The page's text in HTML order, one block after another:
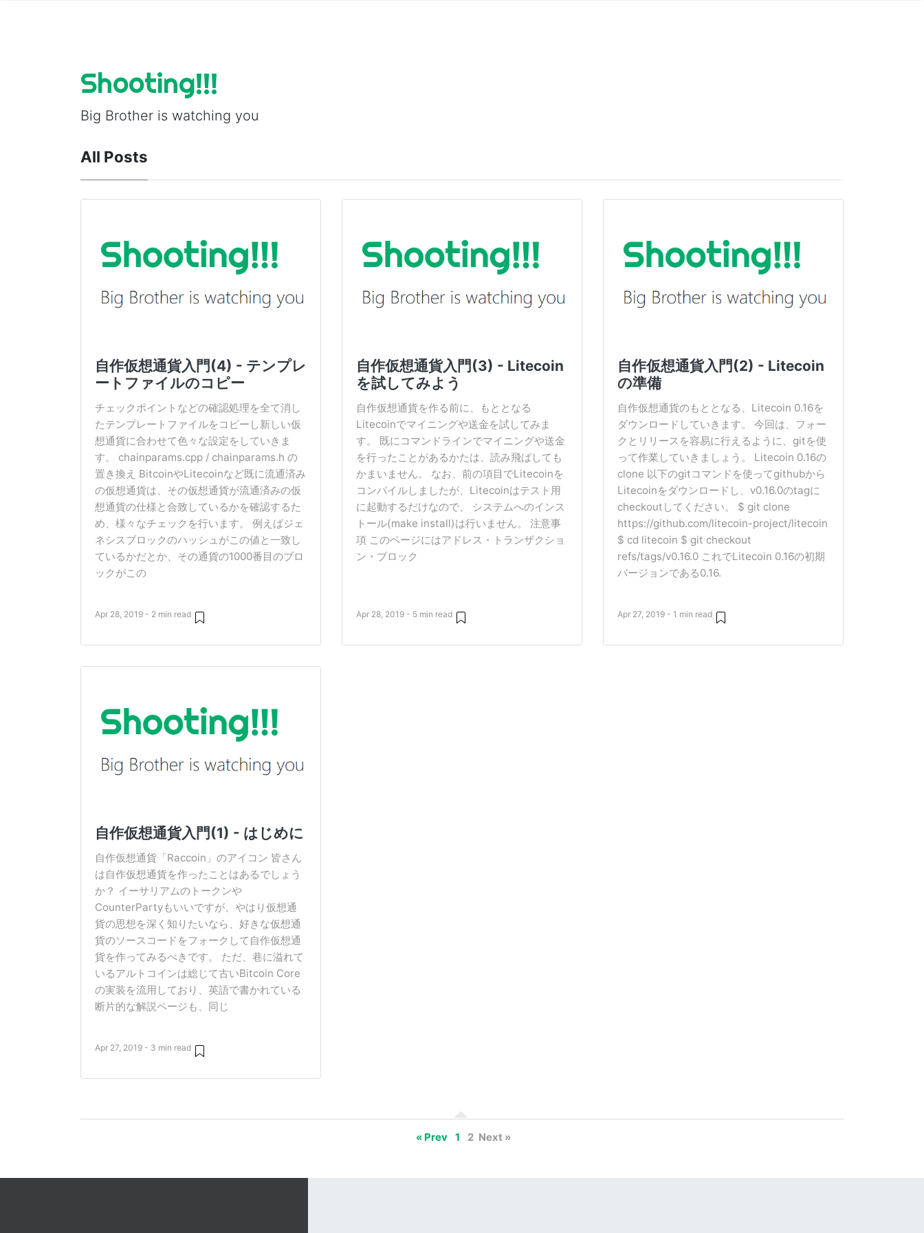
Shooting!!!
Big Brother is watching you
All Posts
自作仮想通貨入門(4) - テンプレ
ートファイルのコピー
チェックポイントなどの確認処理を全て消し
たテンプレートファイルをコピーし新しい仮
想通貨に合わせて色々な設定をしていきま
す。 chainparams.cpp / chainparams.h の
置き換え BitcoinやLitecoinなど既に流通済み
の仮想通貨は、その仮想通貨が流通済みの仮
想通貨の仕様と合致しているかを確認するた
め、様々なチェックを行います。 例えばジェ
ネシスブロックのハッシュがこの値と一致し
ているかだとか、その通貨の1000番目のブロ
ックがこの
Apr 28, 2019 - 2 min read
自作仮想通貨入門(3) - Litecoin
を試してみよう
自作仮想通貨を作る前に、もととなる
Litecoinでマイニングや送金を試してみま
す。 既にコマンドラインでマイニングや送金
を行ったことがあるかたは、読み飛ばしても
かまいません。 なお、前の項目でLitecoinを
コンパイルしましたが、Litecoinはテスト用
に起動するだけなので、 システムへのインス
トール(make install)は行いません。 注意事
項 このページにはアドレス・トランザクショ
ン・ブロック
Apr 28, 2019 - 5 min read
自作仮想通貨入門(2) - Litecoin
の準備
自作仮想通貨のもととなる、Litecoin 0.16を
ダウンロードしていきます。 今回は、フォー
クとリリースを容易に行えるように、gitを使
って作業していきましょう。 Litecoin 0.16の
clone 以下のgitコマンドを使ってgithubから
Litecoinをダウンロードし、v0.16.0のtagに
checkoutしてください。 $ git clone
https://github.com/litecoin-project/litecoin
$ cd litecoin $ git checkout
refs/tags/v0.16.0 これでLitecoin 0.16の初期
バージョンである0.16.
Apr 27, 2019 - 1 min read
自作仮想通貨入門(1) - はじめに
自作仮想通貨「Raccoin」のアイコン 皆さん
は自作仮想通貨を作ったことはあるでしょう
か？ イーサリアムのトークンや
CounterPartyもいいですが、やはり仮想通
貨の思想を深く知りたいなら、好きな仮想通
貨のソースコードをフォークして自作仮想通
貨を作ってみるべきです。 ただ、巷に溢れて
いるアルトコインは総じて古いBitcoin Core
の実装を流用しており、英語で書かれている
断片的な解説ページも、同じ
Apr 27, 2019 - 3 min read
« Prev 1 2 Next »